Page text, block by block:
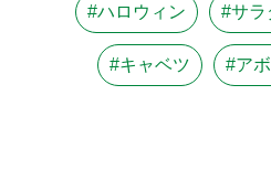
#ハロウィン #サラ
#キャベツ #ア